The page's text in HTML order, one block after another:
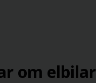
om elbilar